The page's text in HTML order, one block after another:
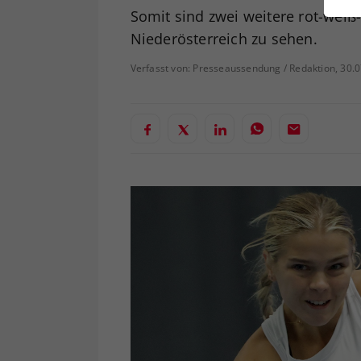
Somit sind zwei weitere rot-
Niederösterreich zu sehen.
Verfasst von: Presseaussendung / Redaktion,